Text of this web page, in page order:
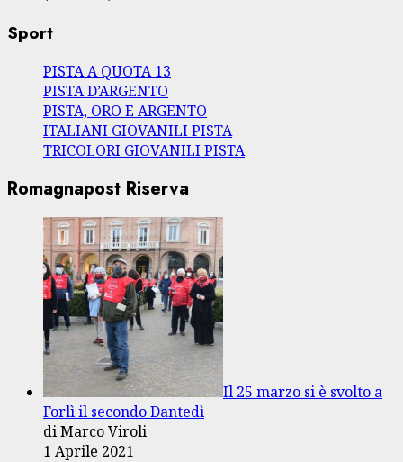
Sport
PISTA A QUOTA 13
PISTA D’ARGENTO
PISTA, ORO E ARGENTO
ITALIANI GIOVANILI PISTA
TRICOLORI GIOVANILI PISTA
Romagnapost Riserva
Il 25 marzo si è svolto a
Forlì il secondo Dantedì
di Marco Viroli
1 Aprile 2021